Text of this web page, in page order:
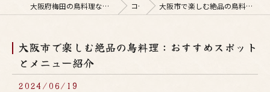
大阪府梅田の鳥料理なら釜焼鳥本舗おやひなや 梅田店 コラム 大阪市で楽しむ絶品の鳥料理：おすすめスポットとメニュー紹介
大阪市で楽しむ絶品の鳥料理：おすすめスポット
とメニュー紹介
2024/06/19